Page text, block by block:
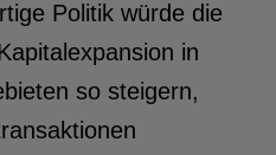
Politik würde die
in
so steigern,